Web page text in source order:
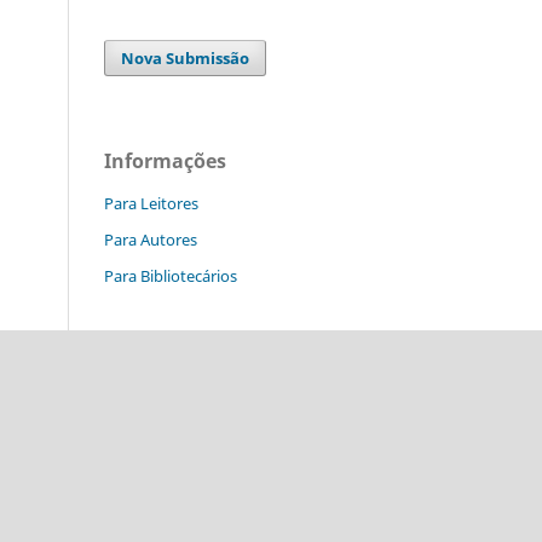
Nova Submissão
Informações
Para Leitores
Para Autores
Para Bibliotecários